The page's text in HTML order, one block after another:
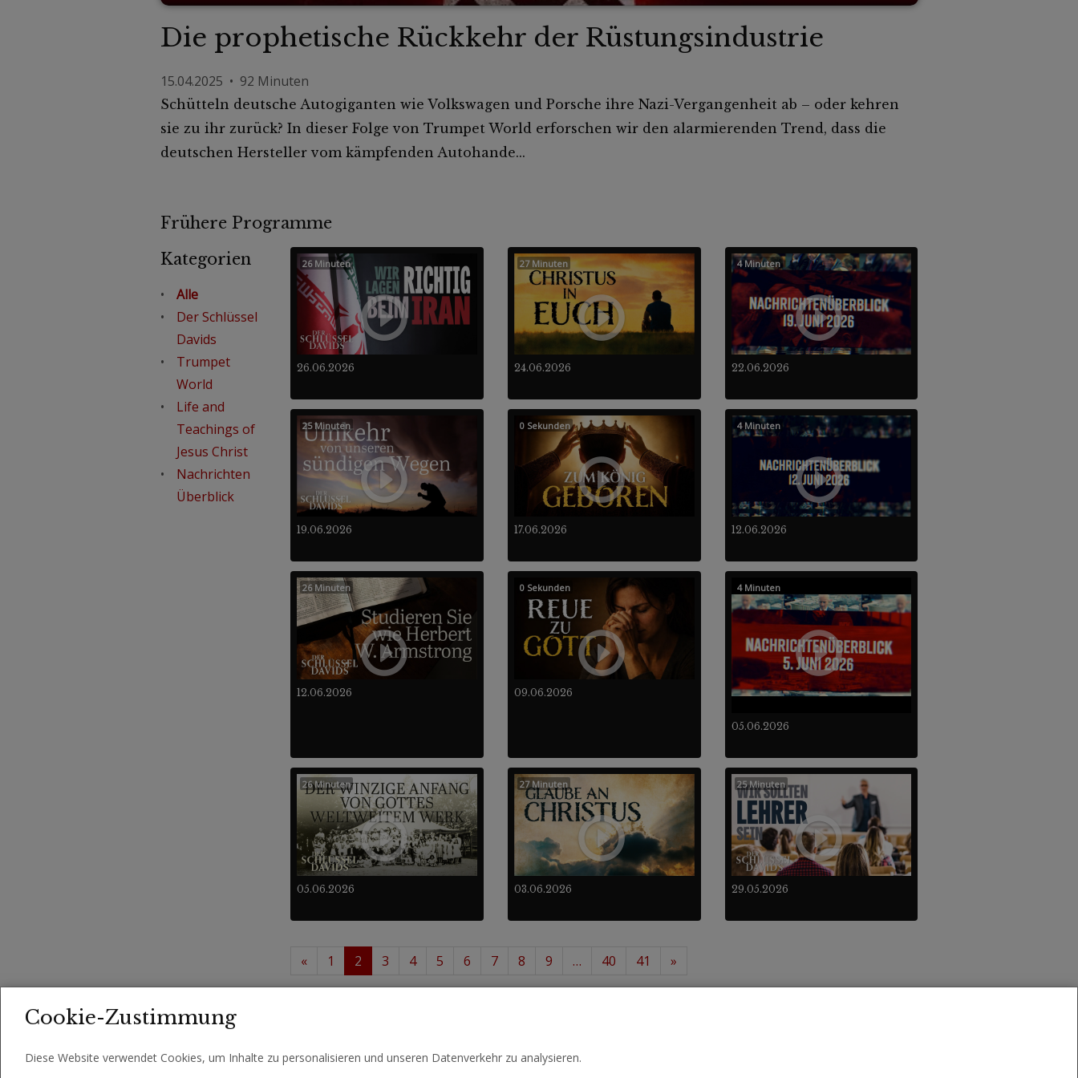
Die prophetische Rückkehr der Rüstungsindustrie
15.04.2025 • 92 Minuten
Schütteln deutsche Autogiganten wie Volkswagen und Porsche ihre Nazi-Vergangenheit ab – oder kehren
sie zu ihr zurück? In dieser Folge von Trumpet World erforschen wir den alarmierenden Trend, dass die
deutschen Hersteller vom kämpfenden Autohande...
Frühere Programme
Kategorien
Alle
Der Schlüssel
Davids
Trumpet
World
Life and
Teachings of
Jesus Christ
Nachrichten
Überblick
26.06.2026
26 Minuten
24.06.2026
27 Minuten
22.06.2026
4 Minuten
19.06.2026
25 Minuten
17.06.2026
0 Sekunden
12.06.2026
4 Minuten
12.06.2026
26 Minuten
09.06.2026
0 Sekunden
05.06.2026
4 Minuten
05.06.2026
26 Minuten
03.06.2026
27 Minuten
29.05.2026
25 Minuten
« 1 2 3 4 5 6 7 8 9 … 40 41
»
Cookie-Zustimmung
Diese Website verwendet Cookies, um Inhalte zu personalisieren und unseren Datenverkehr zu analysieren.